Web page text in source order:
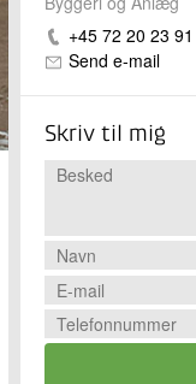
+45 72 20 23 91
Send e-mail
Skriv til mig